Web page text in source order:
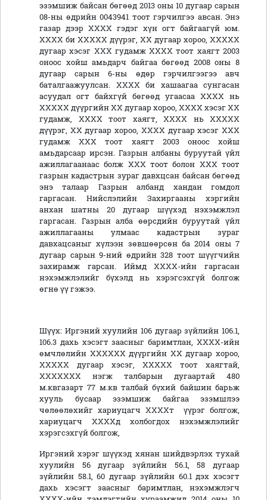
эзэмшиж байсан бөгөөд 2013 оны 10 дугаар сарын
08-ны өдрийн 0043941 тоот гэрчилгээ авсан. Энэ
газар дээр ХХХХ гэдэг хүн огт байгаагүй юм.
ХХХХ би ХХХХХ дүүрэг, ХХ дугаар хороо, ХХХХХ
дугаар хэсэг ХХХ гудамж ХХХХ тоот хаягт 2003
оноос хойш амьдарч байгаа бөгөөд 2008 оны 8
дугаар сарын 6-ны өдөр гэрчилгээгээ авч
баталгаажуулсан. ХХХХ би хашаагаа сунгасан
асуудал огт байхгүй бөгөөд угаасаа ХХХХ нь
ХХХХХ дүүргийн ХХ дугаар хороо, ХХХХ хэсэг ХХ
гудамж, ХХХХ тоот хаягт, ХХХХ нь ХХХХХ
дүүрэг, ХХ дугаар хороо, ХХХХ дугаар хэсэг ХХХ
гудамж ХХХ тоот хаягт 2003 оноос хойш
амьдарсаар ирсэн. Газрын албаны буруутай үйл
ажиллагаанаас болж ХХХ тоот болон ХХХ тоот
газрын кадастрын зураг давхцсан байсан бөгөөд
энэ талаар Газрын албанд хандан гомдол
гаргасан. Нийслэлийн Захиргааны хэргийн
анхан шатны 20 дугаар шүүхэд нэхэмжлэл
гаргасан. Газрын алба өөрсдийн буруутай үйл
ажиллагааны улмаас кадастрын зураг
давхацсаныг хүлээн зөвшөөрсөн ба 2014 оны 7
дугаар сарын 9-ний өдрийн 328 тоот шүүгчийн
захирамж гарсан. Иймд ХХХХ-ийн гаргасан
нэхэмжлэлийг бүхэлд нь хэрэгсэхгүй болгож
өгнө үү гэжээ.
Шүүх: Иргэний хуулийн 106 дугаар зүйлийн 106.1,
106.3 дахь хэсэгт заасныг баримтлан, ХХХХ-ийн
өмчлөлийн ХХХХХХ дүүргийн ХХ дугаар хороо,
ХХХХХ дугаар хэсэг, ХХХХХ тоот хаягтай,
ХХХХХХХ нэгж талбарын дугаартай 480
м.квгазарт 77 м.кв талбай бүхий байшин барьж
хууль бусаар эзэмшиж байгаа эзэмшлээ
чөлөөлөхийг хариуцагч ХХХХт үүрэг болгож,
хариуцагч ХХХХд холбогдох нэхэмжлэлийг
хэрэгсэхгүй болгож,
Иргэний хэрэг шүүхэд хянан шийдвэрлэх тухай
хуулийн 56 дугаар зүйлийн 56.1, 58 дугаар
зүйлийн 58.1, 60 дугаар зүйлийн 60.1 дэх хэсэгт
дахь хэсэгт заасныг баримтлан, нэхэмжлэгч